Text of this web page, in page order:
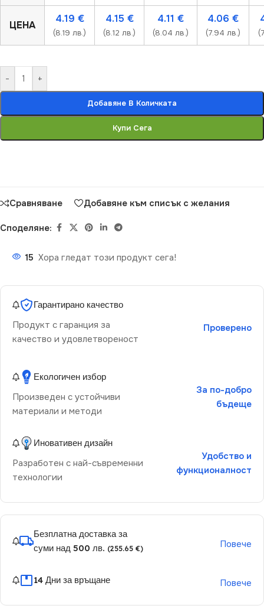
ЦЕНА
4.19 €
(8.19 лв.)
4.15 €
(8.12 лв.)
4.11 €
(8.04 лв.)
4.06 €
(7.94 лв.)
- +
Добавяне В Количката
Купи Сега
Сравняване Добавяне към списък с желания
Споделяне:
15 Хора гледат този продукт сега!
Гарантирано качество
Продукт с гаранция за
качество и удовлетвореност
Проверено
Екологичен избор
Произведен с устойчиви
материали и методи
За по-добро
бъдеще
Иновативен дизайн
Разработен с най-съвременни
технологии
Удобство и
функционалност
Безплатна доставка за
суми над 500 лв. (255.65 €) Повече
14 Дни за връщане Повече